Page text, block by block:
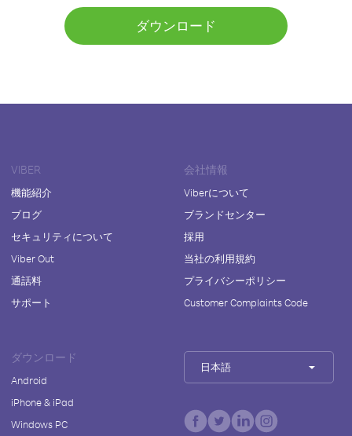
ダウンロード
VIBER
機能紹介
ブログ
セキュリティについて
Viber Out
通話料
サポート
会社情報
Viberについて
ブランドセンター
採用
当社の利用規約
プライバシーポリシー
Customer Complaints Code
ダウンロード
Android
iPhone & iPad
Windows PC
日本語